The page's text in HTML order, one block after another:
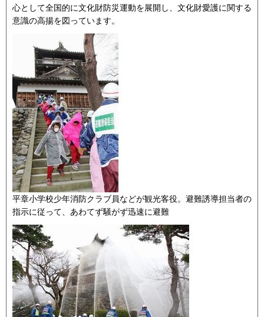
心として全国的に文化財防災運動を展開し、文化財愛護に関する
意識の高揚を図っています。
平章小学校少年消防クラブ員などが観光客役。避難誘導担当者の
指示に従って、あわてず騒がず迅速に避難